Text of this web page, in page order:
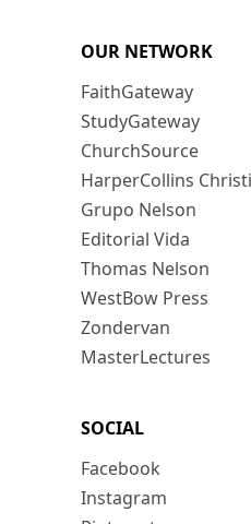
OUR NETWORK
FaithGateway
StudyGateway
ChurchSource
HarperCollins
Grupo Nelson
Editorial Vida
Thomas Nelson
WestBow Press
Zondervan
MasterLectures
SOCIAL
Facebook
Instagram